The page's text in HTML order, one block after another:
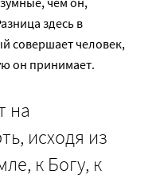
здесь в
совершает человек,
он принимает.
на
исходя из
к Богу, к